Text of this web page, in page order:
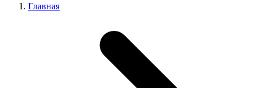
Главная